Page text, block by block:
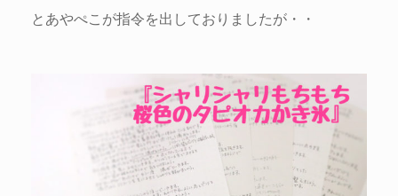
とあやぺこが指令を出しておりましたが・・